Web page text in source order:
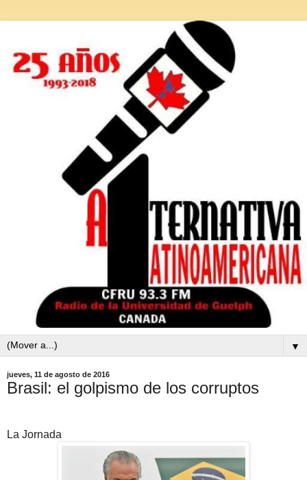
▼
jueves, 11 de agosto de 2016
Brasil: el golpismo de los corruptos
La Jornada